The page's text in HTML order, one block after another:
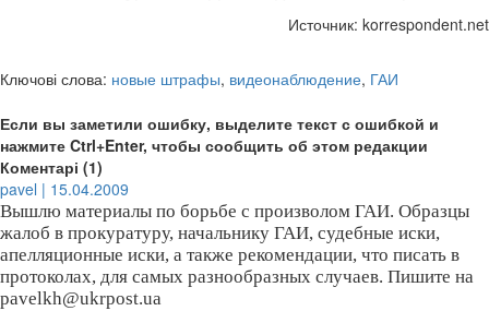
Источник: korrespondent.net
Ключові слова: новые штрафы, видеонаблюдение, ГАИ
Если вы заметили ошибку, выделите текст с ошибкой и
нажмите Ctrl+Enter, чтобы сообщить об этом редакции
Коментарі (1)
pavel | 15.04.2009
Вышлю материалы по борьбе с произволом ГАИ. Образцы
жалоб в прокуратуру, начальнику ГАИ, судебные иски,
апелляционные иски, а также рекомендации, что писать в
протоколах, для самых разнообразных случаев. Пишите на
pavelkh@ukrpost.ua